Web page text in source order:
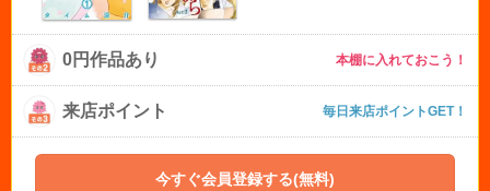
0円作品あり 本棚に入れておこう！
来店ポイント 毎日来店ポイントGET！
今すぐ会員登録する(無料)